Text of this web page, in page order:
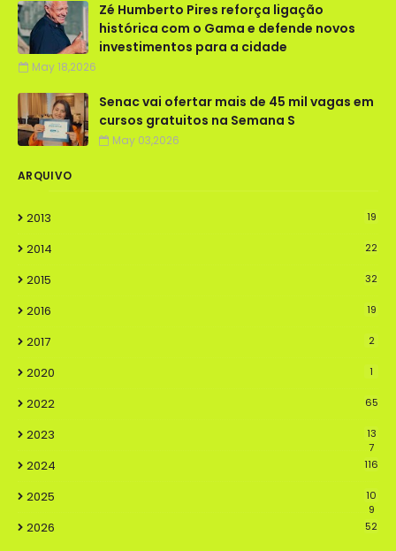
Zé Humberto Pires reforça ligação
histórica com o Gama e defende novos
investimentos para a cidade
May 18,2026
Senac vai ofertar mais de 45 mil vagas em
cursos gratuitos na Semana S
May 03,2026
ARQUIVO
2013 19
2014 22
2015 32
2016 19
2017 2
2020 1
2022 65
2023
13
7
2024 116
2025
10
9
2026 52